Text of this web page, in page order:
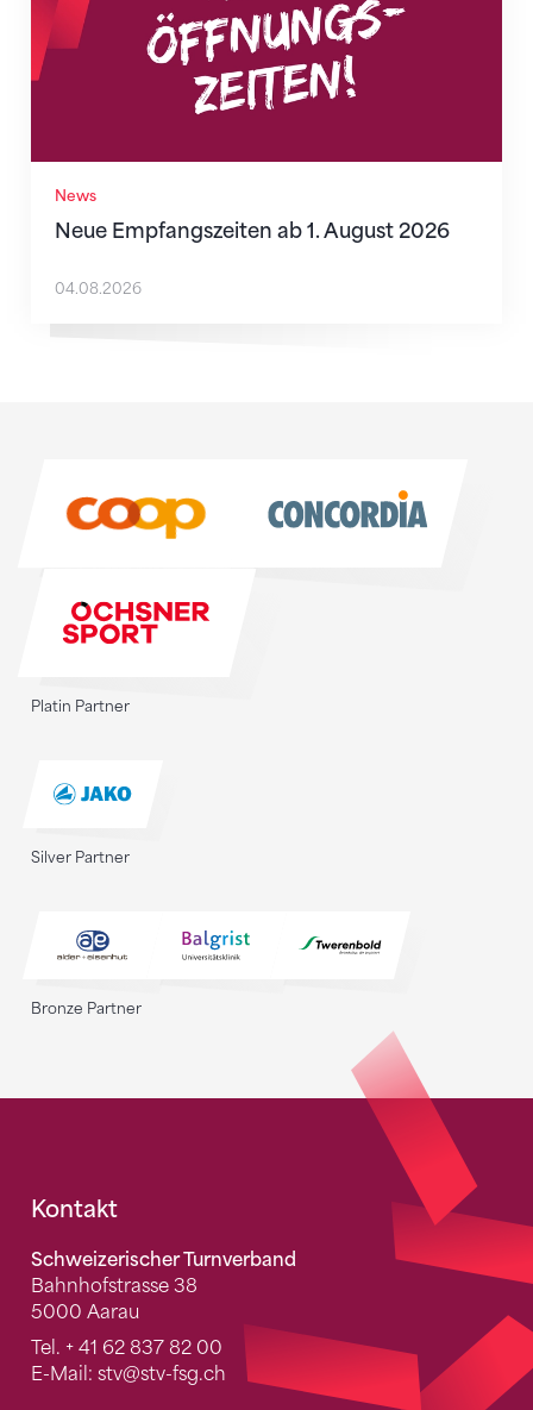
News
Neue Empfangszeiten ab 1. August 2026
04.08.2026
Platin Partner
Silver Partner
Bronze Partner
Fusszeile
Kontakt
Schweizerischer Turnverband
Bahnhofstrasse 38
5000 Aarau
Tel. + 41 62 837 82 00
E-Mail: stv@stv-fsg.ch